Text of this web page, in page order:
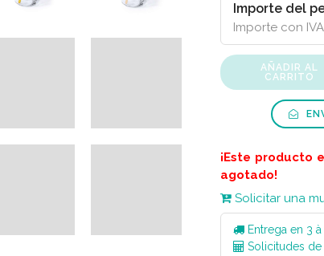
Fucsia
Importe del
Importe con
AÑADIR AL
CARRITO
¡Este producto
agotado!
Solicitar una
Entrega en 3
Solicitudes